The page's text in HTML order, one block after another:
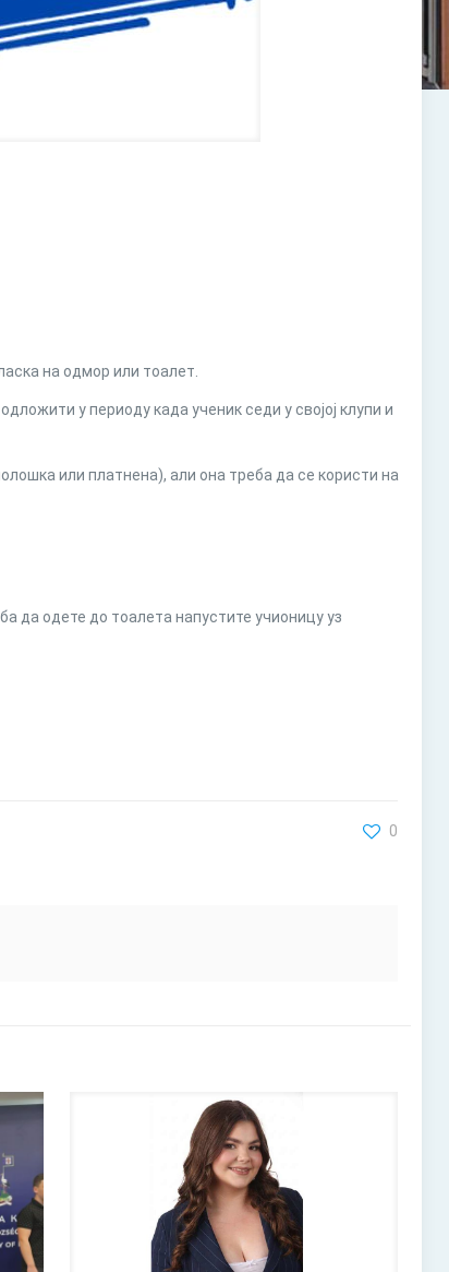
на одмор или тоалет.
у периоду када ученик седи у својој клупи и
или платнена), али она треба да се користи на
да одете до тоалета напустите учионицу уз
0